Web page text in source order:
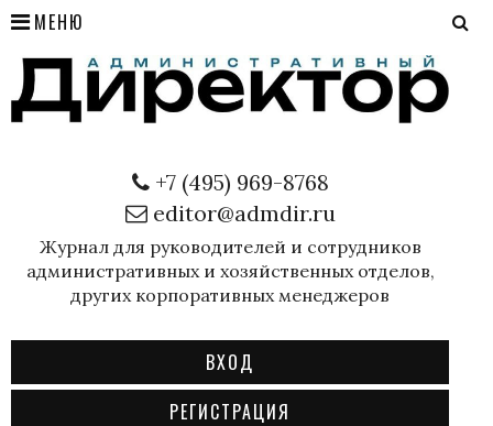
МЕНЮ
+7 (495) 969-8768
editor@admdir.ru
Журнал для руководителей и сотрудников
административных и хозяйственных отделов,
других корпоративных менеджеров
ВХОД
РЕГИСТРАЦИЯ